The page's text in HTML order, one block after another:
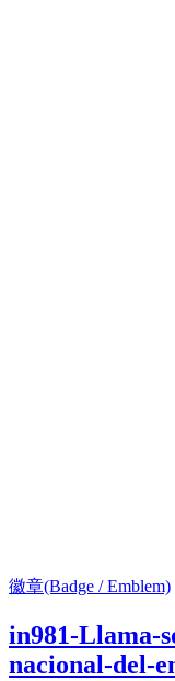
徽章(Badge / Emblem)
in981-Llama-
nacional-del-